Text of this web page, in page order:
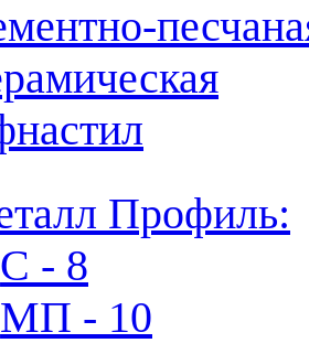
Профиль:
C - 8
МП - 10